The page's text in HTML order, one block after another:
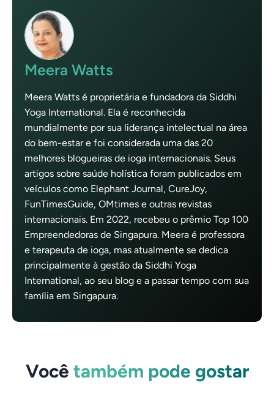
Meera Watts
Meera Watts é proprietária e fundadora da Siddhi
Yoga International. Ela é reconhecida
mundialmente por sua liderança intelectual na área
do bem-estar e foi considerada uma das 20
melhores blogueiras de ioga internacionais. Seus
artigos sobre saúde holística foram publicados em
veículos como Elephant Journal, CureJoy,
FunTimesGuide, OMtimes e outras revistas
internacionais. Em 2022, recebeu o prêmio Top 100
Empreendedoras de Singapura. Meera é professora
e terapeuta de ioga, mas atualmente se dedica
principalmente à gestão da Siddhi Yoga
International, ao seu blog e a passar tempo com sua
família em Singapura.
Você também pode gostar